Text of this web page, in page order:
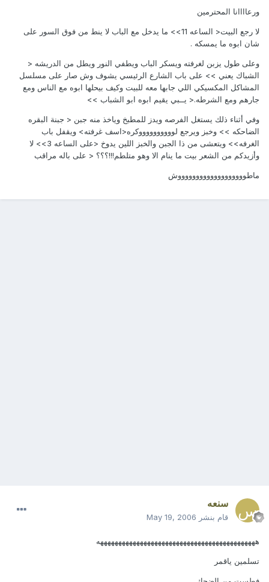
ورعاااانا المحترمين
لا رجع البيت< الساعه 11>> ما يدخل مع الباب لا ينط من فوق السور على
شان ابوه ما يمسكه .
وعلى طول يزبن لغرفته ويسكر الباب ويطفي النور ويطل من الدريشه <
الشباك يعني >> على باب الشارع الرئيسي يشوف وش صار على مسلسل
المشاكل المكسيكي اللي جابها معه للبيت وكيف بيحلها ابوه مع الناس ومع
جارهم ومع الشرطه.< يــبي يقيم ابوه ابو الشباب >>
وفي أثناء ذلك يستغل الفرصه ويدز للمطبخ وياخذ منه جبن < جبنة البقره
الضاحكه >> وخبز ويرجع لووووووووووكره<اسف غرفته> ويقفل باب
الغرفه>> ويتعشى من ذا الجبن والخبز اللين يدوخ <على الساعه 3>> لا
وأزيدكم من الشعر بيت ما ينام الا وهو متلطم!!!؟؟؟ < على باله مراقب
ماطوووووووووووووووووووش
سنعه
قام بنشر May 19, 2006
ههههههههههههههههههههههههههههههههههههههههههههه
تسلمين ياقمر